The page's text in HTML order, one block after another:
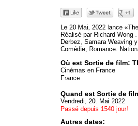
Le 20 Mai, 2022 lance
Réalisé par Richard Wong
Derbez, Samara Weaving
Comédie, Romance.
Où est Sortie de film:
Cinémas en France
France
Quand est Sortie de
Vendredi, 20. Mai 2022
Passé depuis 1540 jour!
Autres dates: